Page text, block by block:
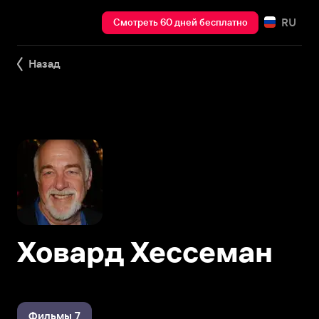
Смотреть 60 дней бесплатно RU
Назад
Ховард Хессеман
Фильмы 7